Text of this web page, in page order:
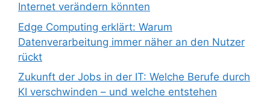
Internet verändern könnten
Edge Computing erklärt: Warum
Datenverarbeitung immer näher an den Nutzer
rückt
Zukunft der Jobs in der IT: Welche Berufe durch
KI verschwinden – und welche entstehen